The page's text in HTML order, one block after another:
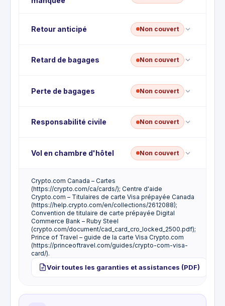
sont pas couverts par cette carte prépayée.
La correspondance manquée n'est pas couverte ;
aucune assurance voyage ne s'applique à cette
Retour anticipé Non couvert
Le retour anticipé n'est pas couvert.
Retard de bagages Non couvert
La couverture en cas de retard de bagages n'est
Perte de bagages Non couvert
Les bagages perdus ou volés ne sont pas couverts
; la carte n'a aucune assurance bagages.
Responsabilité civile Non couvert
Il n'y a aucune prestation d'assurance accident de
voyage (DMA transporteur public) ni couverture de
Vol en chambre d'hôtel Non couvert
Le cambriolage à l'hôtel / vol en chambre n'est pas
couvert.
Crypto.com Canada – Cartes
(https://crypto.com/ca/cards/); Centre d'aide
Crypto.com – Titulaires de carte Visa prépayée Canada
(https://help.crypto.com/en/collections/2612088);
Convention de titulaire de carte prépayée Digital
Commerce Bank – Ruby Steel
(crypto.com/document/cad_card_cro_locked_2500.pdf);
Prince of Travel – guide de la carte Visa Crypto.com
(https://princeoftravel.com/guides/crypto-com-visa-
card/).
Voir toutes les garanties et assistances (PDF)